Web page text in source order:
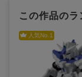
この作品のラ
人気No.1